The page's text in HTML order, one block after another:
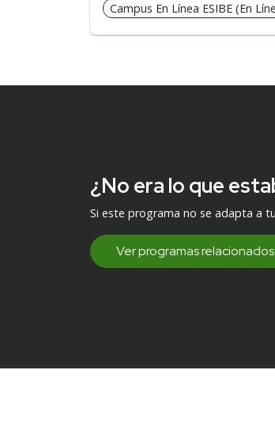
Campus En Línea ESIBE (En
¿No era lo que
Si este programa no se adapta a
Ver programas relacionados